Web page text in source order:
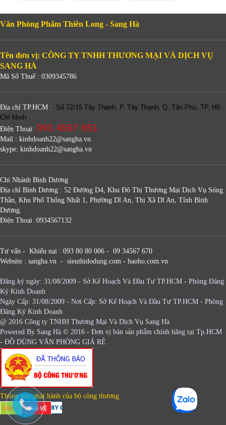
Văn Phòng Phẩm Thiên Long - Sang Hà
Tên đơn vị: CÔNG TY TNHH THƯƠNG MẠI VÀ DỊCH VỤ
SANG HÀ
Mã Số Thuế : 0309345786
Địa chỉ TP.HCM :
Số 72/15 Tây Thạnh, P. Tây Thạnh, Q. Tân Phú, TP. Hồ
Chí Minh
Điện Thoại: 093 4567 651
Mail : kinhdoanh22@sangha.vn
skype: kinhdoanh22@sangha.vn
Chi Nhánh Bình Dương
Địa chỉ Bình Dương : 52 Đường D4, Khu Đô Thị Thương Mại Dịch Vụ Sóng
Thần, Khu Phố Thống Nhất 1, Phường Dĩ An, Thị Xã Dĩ An, Tỉnh Bình
Dương.
Điện Thoại :0934567132
Tư vấn - Khiếu nại : 093 80 80 006 - 09 34567 670
Website : sangha.vn - sieuthidodung.com - baoho.com.vn
Đăng ký ngày: 31/08/2009 - Sở Kế Hoạch Và Đầu Tư TP.HCM - Phòng Đăng
Ký Kinh Doanh
Ngày Cấp: 31/08/2009 - Nơi Cấp: Sở Kế Hoạch Và Đầu Tư TP.HCM - Phòng
Đăng Ký Kinh Doanh
@ 2016 Công ty TNHH Thương Mại Và Dịch Vụ Sang Hà
Powered By Sang Hà © 2016 - Đơn vị bán sản phẩm chính hãng tại Tp.HCM
- ĐỒ DÙNG VĂN PHÒNG GIÁ RẺ
Thông báo phát hành của bộ công thương
DMCA BẢO VỆ